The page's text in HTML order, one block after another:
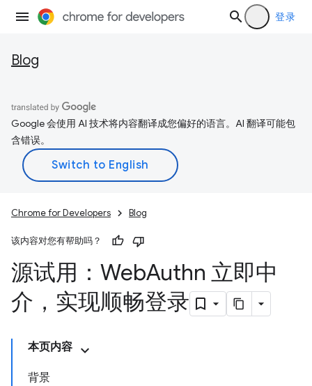
登录
Blog
Google 会使用 AI 技术将内容翻译成您偏好的语言。AI 翻译可能包
含错误。
Chrome for Developers Blog
该内容对您有帮助吗？
源试用：WebAuthn 立即中
介，实现顺畅登录
本页内容
背景